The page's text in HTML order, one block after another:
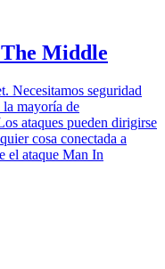
Middle
Necesitamos seguridad
la mayoría de
ataques pueden dirigirse
cosa conectada a
el ataque Man In